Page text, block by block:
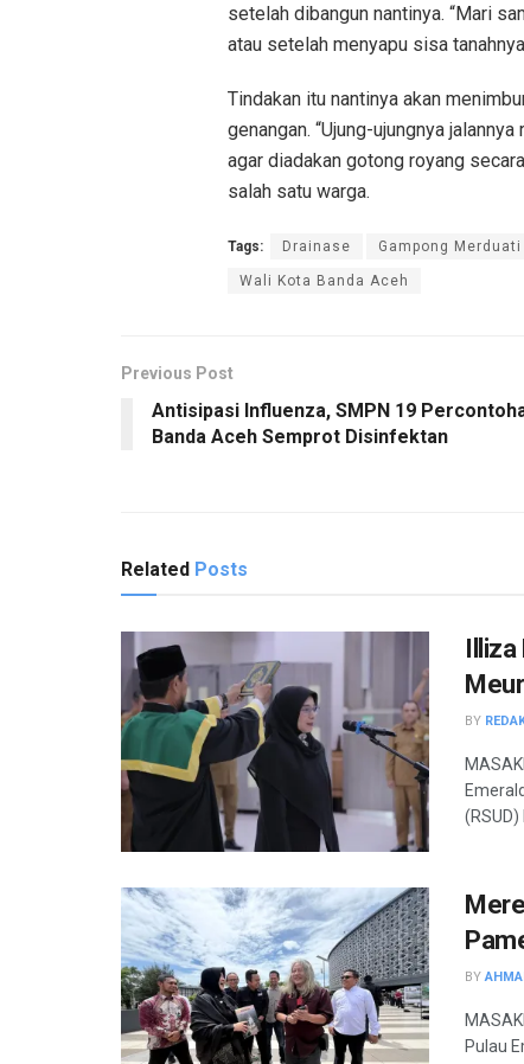
setelah dibangun nantinya. “Mari
atau setelah menyapu sisa
Tindakan itu nantinya akan
genangan. “Ujung-ujungnya
agar diadakan gotong royang
salah satu warga.
Tags: Drainase Gampong Merduati
Wali Kota Banda Aceh
Previous Post
Antisipasi Influenza, SMPN 19
Banda Aceh Semprot Disinfektan
Related Posts
Illiza
BY
(RSUD)
BY
Pulau